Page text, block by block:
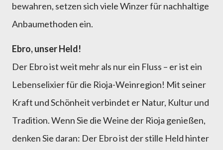
bewahren, setzen sich viele Winzer für nachhaltige
Anbaumethoden ein.
Ebro, unser Held!
Der Ebro ist weit mehr als nur ein Fluss – er ist ein
Lebenselixier für die Rioja-Weinregion! Mit seiner
Kraft und Schönheit verbindet er Natur, Kultur und
Tradition. Wenn Sie die Weine der Rioja genießen,
denken Sie daran: Der Ebro ist der stille Held hinter